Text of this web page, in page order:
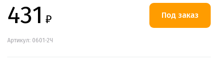
431 ₽
Артикул: 0601-2Ч